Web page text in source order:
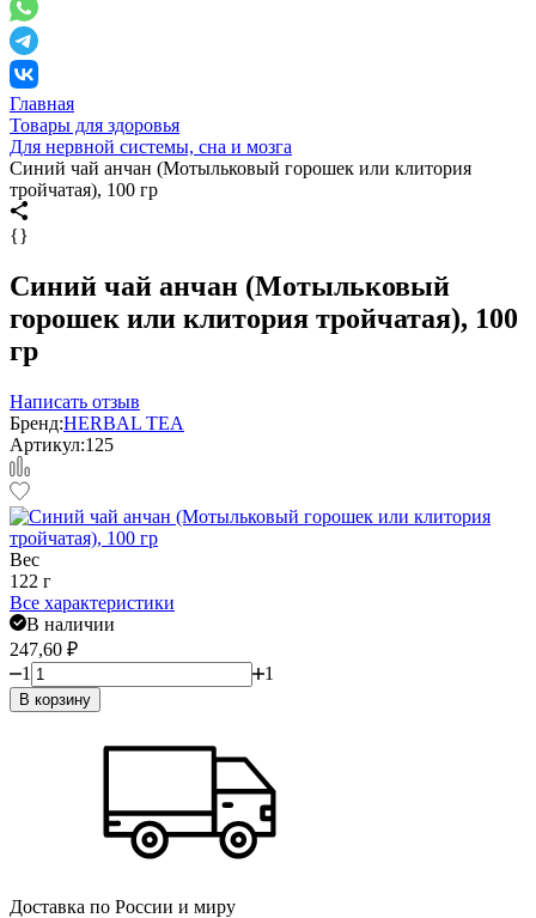
Главная
Товары для здоровья
Для нервной системы, сна и мозга
Синий чай анчан (Мотыльковый горошек или клитория
тройчатая), 100 гр
{}
Синий чай анчан (Мотыльковый
горошек или клитория тройчатая), 100
гр
Написать отзыв
Бренд:HERBAL TEA
Артикул:125
Вес
122 г
Все характеристики
В наличии
247,60 ₽
1
1
В корзину
Доставка по России и миру